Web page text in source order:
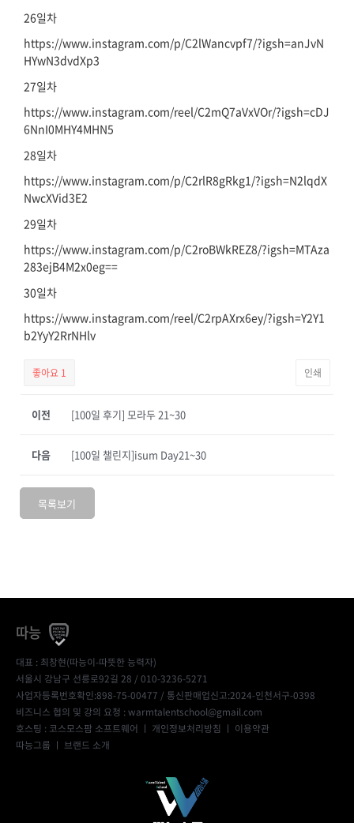
26일차
https://www.instagram.com/p/C2lWancvpf7/?igsh=anJvN
HYwN3dvdXp3
27일차
https://www.instagram.com/reel/C2mQ7aVxVOr/?igsh=cDJ
6NnI0MHY4MHN5
28일차
https://www.instagram.com/p/C2rlR8gRkg1/?igsh=N2lqdX
NwcXVid3E2
29일차
https://www.instagram.com/p/C2roBWkREZ8/?igsh=MTAza
283ejB4M2x0eg==
30일차
https://www.instagram.com/reel/C2rpAXrx6ey/?igsh=Y2Y1
b2YyY2RrNHlv
좋아요 1 인쇄
이전 [100일 후기] 모라두 21~30
[100일 챌린지]isum Day21~30
다음
목록보기
따능
대표 : 최창현(따능이-따뜻한 능력자)
서울시 강남구 선릉로92길 28 / 010-3236-5271
사업자등록번호확인:898-75-00477 / 통신판매업신고:2024-인천서구-0398
비즈니스 협의 및 강의 요청 : warmtalentschool@gmail.com
호스팅 : 코스모스팜 소프트웨어 ㅣ 개인정보처리방침 ㅣ 이용약관
따능그룹 ㅣ 브랜드 소개